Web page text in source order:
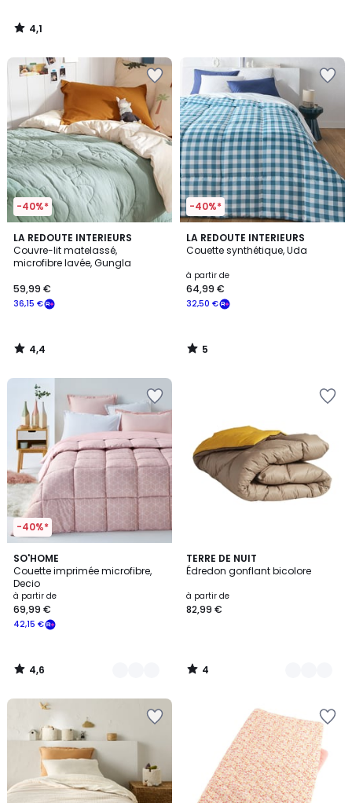
4,1
/
-40%*
LA REDOUTE INTERIEURS
Couvre-lit matelassé,
microfibre lavée, Gungla
36,15 €
59,99 €
4,4
/ 5
4,4
/
-40%*
LA REDOUTE INTERIEURS
Couette synthétique, Uda
à partir de
32,50 €
64,99 €
5
/
5
/
-40%*
SO'HOME
Couette imprimée microfibre,
Decio
à partir de
42,15 €
69,99 €
4,6
/ 5
3
Couleurs
4,6
/
TERRE DE NUIT
Édredon gonflant bicolore
à partir de
82,99 €
4
/
3
Couleurs
4
/